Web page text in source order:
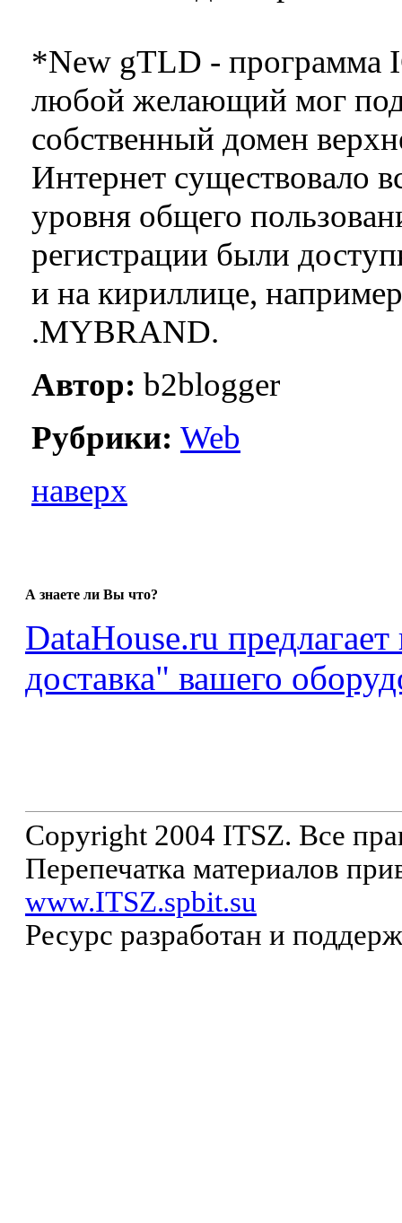
*New gTLD - программа
любой желающий мог
собственный домен
Интернет существовало
уровня общего
регистрации были
и на кириллице,
.MYBRAND.
Автор: b2blogger
Рубрики: Web
наверх
А знаете ли Вы что?
DataHouse.ru
доставка" вашего
Copyright 2004 ITSZ. Все
Перепечатка материалов
www.ITSZ.spbit.su
Ресурс разработан и